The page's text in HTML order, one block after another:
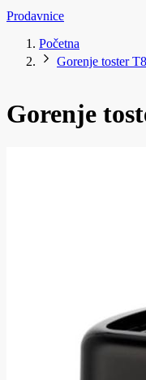
Prodavnice
Početna
Gorenje toster
Gorenje